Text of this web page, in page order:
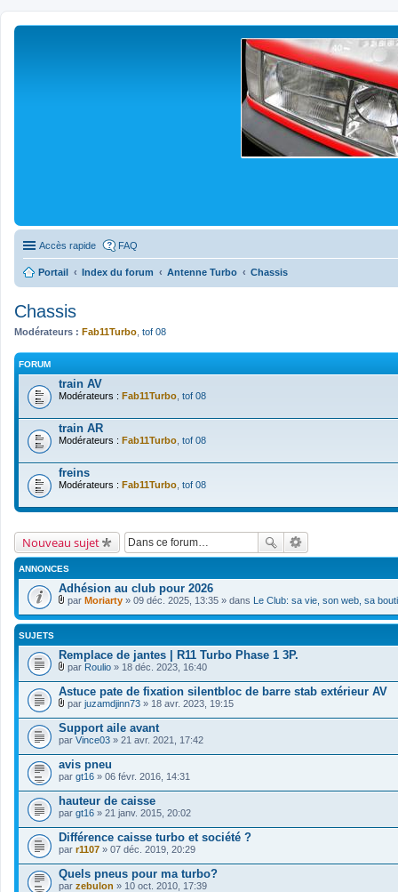
Accès rapide FAQ
Portail Index du forum Antenne Turbo Chassis
Chassis
Modérateurs : Fab11Turbo tof 08
FORUM
train AV
Modérateurs : Fab11Turbo tof 08
train AR
Modérateurs : Fab11Turbo tof 08
freins
Modérateurs : Fab11Turbo tof 08
Nouveau sujet
ANNONCES
Adhésion au club pour 2026
F
i
i
e
r
(
s
)
j
o
i
t
(
s
)
par Moriarty » 09 déc. 2025, 13:35 » dans Le Club: sa vie, son web, sa
SUJETS
Remplace de jantes | R11 Turbo Phase 1 3P.
F
c
h
i
e
r
s
)
j
o
i
n
t
(
s
par Roulio » 18 déc. 2023, 16:40
Astuce pate de fixation silentbloc de barre stab extérieur AV
F
i
c
h
i
e
r
s
)
j
o
i
n
t
(
s
par juzamdjinn73 » 18 avr. 2023, 19:15
Support aile avant
par Vince03 » 21 avr. 2021, 17:42
avis pneu
par gt16 » 06 févr. 2016, 14:31
hauteur de caisse
par gt16 » 21 janv. 2015, 20:02
Différence caisse turbo et société ?
par r1107 » 07 déc. 2019, 20:29
Quels pneus pour ma turbo?
par zebulon » 10 oct. 2010, 17:39